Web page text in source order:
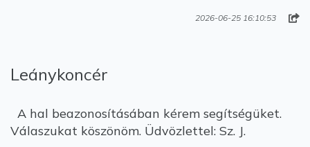
2026-06-25 16:10:53
Leánykoncér
A hal beazonosításában kérem segítségüket.
Válaszukat köszönöm. Üdvözlettel: Sz. J.